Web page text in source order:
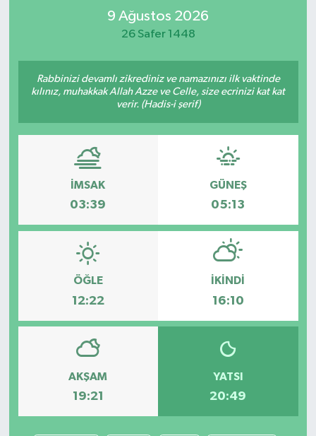
9 Ağustos 2026
26 Safer 1448
Rabbinizi devamlı zikrediniz ve namazınızı ilk vaktinde
kılınız, muhakkak Allah Azze ve Celle, size ecrinizi kat kat
verir. (Hadis-i şerif)
İMSAK
03:39
GÜNEŞ
05:13
ÖĞLE
12:22
İKINDI
16:10
AKŞAM
19:21
YATSI
20:49